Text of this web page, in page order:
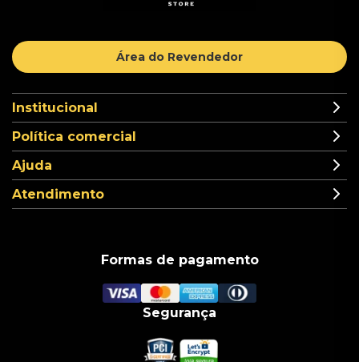
Área do Revendedor
Institucional
Política comercial
Ajuda
Atendimento
Formas de pagamento
Segurança